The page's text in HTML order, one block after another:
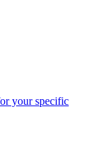
your specific